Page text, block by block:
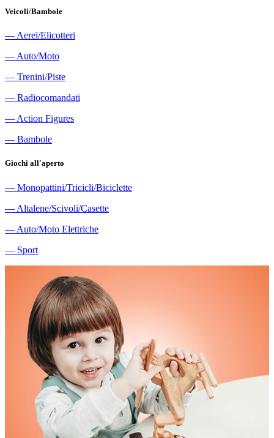
Veicoli/Bambole
― Aerei/Elicotteri
― Auto/Moto
― Trenini/Piste
― Radiocomandati
― Action Figures
― Bambole
Giochi all'aperto
― Monopattini/Tricicli/Biciclette
― Altalene/Scivoli/Casette
― Auto/Moto Elettriche
― Sport